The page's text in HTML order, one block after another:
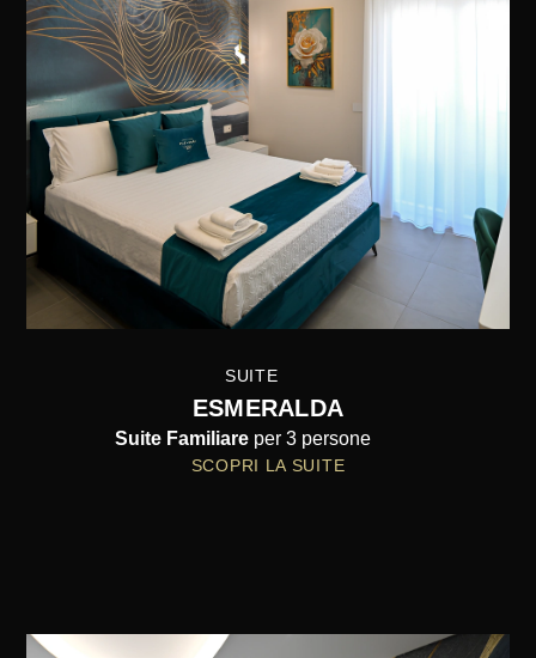
Rooms Rooms Rooms Rooms Rooms Rooms
SUITE
ESMERALDA
Suite Familiare per 3 persone
SCOPRI LA SUITE